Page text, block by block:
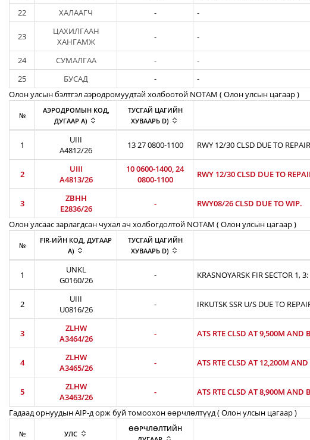
22
ХАЛААГЧ - -
23
ЦАХИЛГААН
ХАНГАМЖ
- -
24 СУМАЛГАА - -
25
БУСАД - -
Олон улсын бэлтгэл аэродромуудтай холбоотой NOTAM ( Oлон улсын цагаар )
№
АЭРОДРОМЫН КОД,
ДУГААР A)
ТУСГАЙ ЦАГИЙН
ХУВААРЬ D)
1
UIII
A4812/26
13 27 0800-1100 RWY 12/30 CLSD DUE TO
2
UIII
A4813/26
10 0600-1400, 24
0800-1100
RWY 12/30 CLSD DUE TO
3
ZBHH
E2836/26
- RWY08/26 CLSD DUE TO WIP.
Олон улсаас зарлагдсан чухал ач холбогдолтой NOTAM ( Олон улсын цагаар )
№
FIR-ИЙН КОД, ДУГААР
A)
ТУСГАЙ ЦАГИЙН
ХУВААРЬ D)
1
UNKL
G0160/26
- KRASNOYARSK FIR SECTOR 1,
2
UIII
U0816/26
- IRKUTSK SSR U/S DUE TO
3
ZLHW
A3464/26
- ATS RTE CLSD AT 9,500M
4
ZLHW
A3465/26
- ATS RTE CLSD AT 12,200M
5
ZLHW
A3463/26
- ATS RTE CLSD AT 8,900M AND
Гадаад орнуудын AIP-д орж буй томоохон өөрчлөлтүүд ( Олон улсын цагаар )
№ УЛС
ӨӨРЧЛӨЛТИЙН